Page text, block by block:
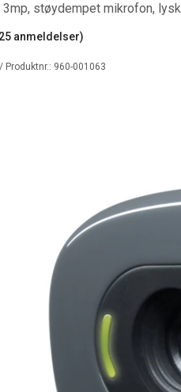
3mp, støydempet mikrofon,
anmeldelser)
/ Produktnr.: 960-001063